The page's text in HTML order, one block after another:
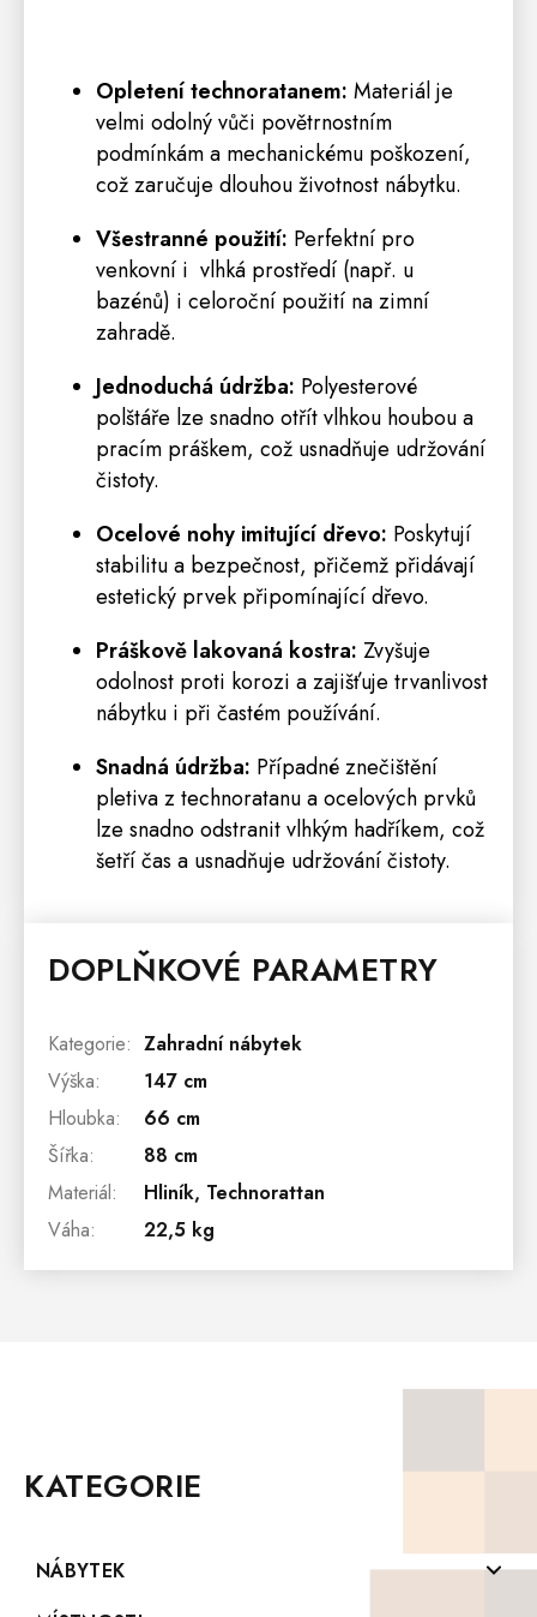
Opletení technoratanem: Materiál je
velmi odolný vůči povětrnostním
podmínkám a mechanickému poškození,
což zaručuje dlouhou životnost nábytku.
Všestranné použití: Perfektní pro
venkovní i vlhká prostředí (např. u
bazénů) i celoroční použití na zimní
zahradě.
Jednoduchá údržba: Polyesterové
polštáře lze snadno otřít vlhkou houbou a
pracím práškem, což usnadňuje udržování
čistoty.
Ocelové nohy imitující dřevo: Poskytují
stabilitu a bezpečnost, přičemž přidávají
estetický prvek připomínající dřevo.
Práškově lakovaná kostra: Zvyšuje
odolnost proti korozi a zajišťuje trvanlivost
nábytku i při častém používání.
Snadná údržba: Případné znečištění
pletiva z technoratanu a ocelových prvků
lze snadno odstranit vlhkým hadříkem, což
šetří čas a usnadňuje udržování čistoty.
DOPLŇKOVÉ PARAMETRY
Kategorie: Zahradní nábytek
Výška:
147 cm
Hloubka:
66 cm
Šířka:
88 cm
Materiál:
Hliník, Technorattan
Váha: 22,5 kg
KATEGORIE
NÁBYTEK